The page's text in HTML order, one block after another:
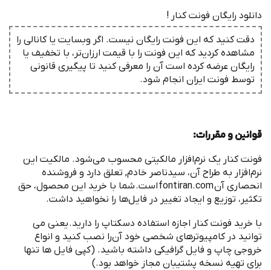
دانلود رایگان فونت کنار !
دقت کنید که این فونت رایگان نیست. اگر وبسایت یا کانالی را
مشاهده کردید که این فونت را با قیمت ارزان‌تر، با تخفیف یا
رایگان عرضه کرده است آن را معرفی کنید تا پیگیری قانونی
توسط فونت ‌ایران انجام شود.
قوانین و مقررات:
‌فونت کنار یک نرمافزار مالکیتی محسوب میشود. مالکیت این
نرمافزار به طراح آن، سیدناصر خادم, تعلق دارد و فروشنده
انحصاری آنfontiran.comاست.شما با خرید این محصول، حق
تکثیر، توزیع و ایجاد تغییر در فایلها را نخواهید داشت.
با خرید ‌فونت کنار اجازه استفاده دسکتاپ را دارید.یعنی می
توانید در کامپیوترهای شخصی خود آنرا نصب کنید و انواع
خروجی چاپ و فایل گرافیکی داشته باشید. (کپی فایل ها تنها
برای تهیه نسخه پشتیبان مجاز خواهد بود.)